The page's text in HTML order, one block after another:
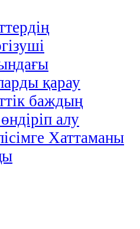
қарау
баждың
алу
Хаттаманы